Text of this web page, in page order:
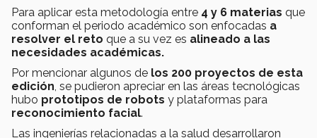
Para aplicar esta metodología entre 4 y 6 materias que
conforman el periodo académico son enfocadas a
resolver el reto que a su vez es alineado a las
necesidades académicas.
Por mencionar algunos de los 200 proyectos de esta
edición, se pudieron apreciar en las áreas tecnológicas
hubo prototipos de robots y plataformas para
reconocimiento facial.
Las ingenierías relacionadas a la salud desarrollaron